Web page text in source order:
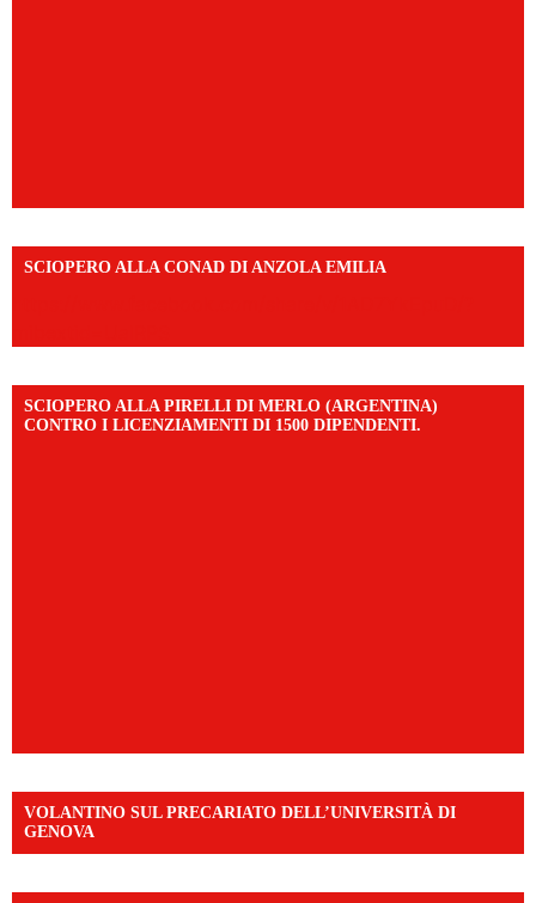
SCIOPERO ALLA CONAD DI ANZOLA EMILIA
SCIOPERO ALLA PIRELLI DI MERLO (ARGENTINA)
CONTRO I LICENZIAMENTI DI 1500 DIPENDENTI.
VOLANTINO SUL PRECARIATO DELL’UNIVERSITÀ DI
GENOVA